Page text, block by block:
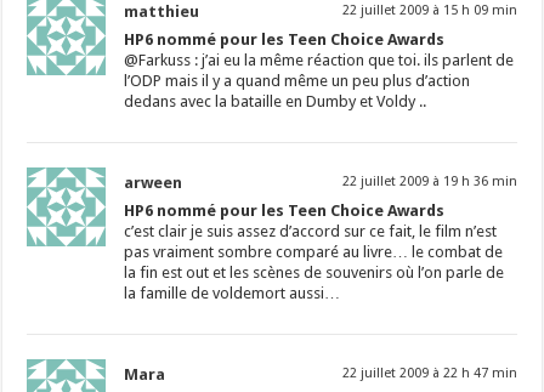
matthieu 22 juillet 2009 à 15 h 09 min
HP6 nommé pour les Teen Choice Awards
@Farkuss : j’ai eu la même réaction que toi. ils parlent de
l’ODP mais il y a quand même un peu plus d’action
dedans avec la bataille en Dumby et Voldy ..
arween 22 juillet 2009 à 19 h 36 min
HP6 nommé pour les Teen Choice Awards
c’est clair je suis assez d’accord sur ce fait, le film n’est
pas vraiment sombre comparé au livre… le combat de
la fin est out et les scènes de souvenirs où l’on parle de
la famille de voldemort aussi…
Mara 22 juillet 2009 à 22 h 47 min